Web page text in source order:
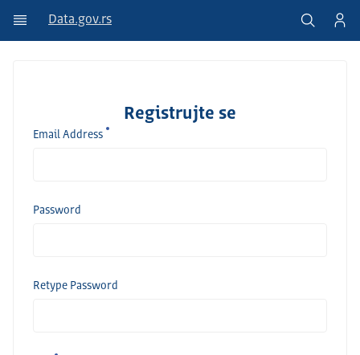
Data.gov.rs
Registrujte se
Email Address
Password
Retype Password